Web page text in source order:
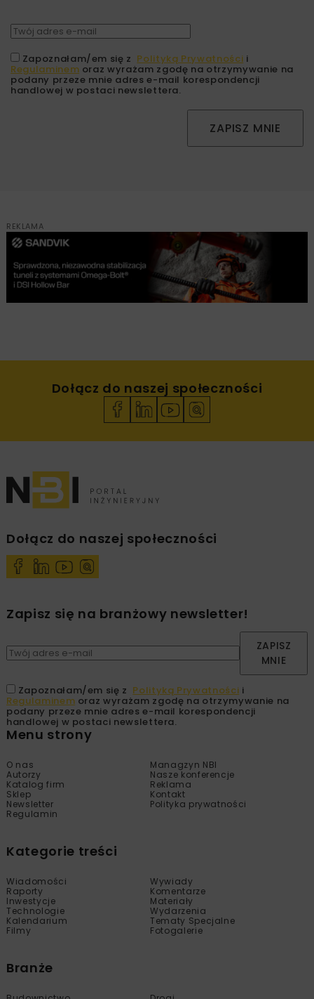
Zapoznałam/em się z Polityką Prywatności i
Regulaminem oraz wyrażam zgodę na otrzymywanie na
podany przeze mnie adres e-mail korespondencji
handlowej w postaci newslettera.
ZAPISZ MNIE
REKLAMA
Dołącz do naszej społeczności
Dołącz do naszej społeczności
Zapisz się na branżowy newsletter!
ZAPISZ
MNIE
Zapoznałam/em się z Polityką Prywatności i
Regulaminem oraz wyrażam zgodę na otrzymywanie na
podany przeze mnie adres e-mail korespondencji
handlowej w postaci newslettera.
Menu strony
O nas
Managzyn NBI
Autorzy
Nasze konferencje
Katalog firm
Reklama
Sklep
Kontakt
Newsletter
Polityka prywatności
Regulamin
Kategorie treści
Wiadomości
Wywiady
Raporty
Komentarze
Inwestycje
Materiały
Technologie
Wydarzenia
Kalendarium
Tematy Specjalne
Filmy
Fotogalerie
Branże